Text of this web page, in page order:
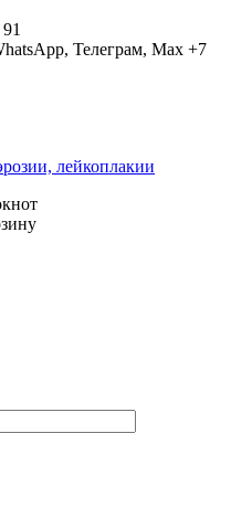
Телеграм, Мах +7
лейкоплакии